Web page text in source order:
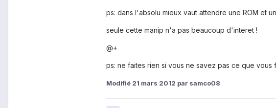
ps: dans l'absolu mieux vaut attendre une ROM et
seule cette manip n'a pas beaucoup d'interet !
@+
ps: ne faites rien si vous ne savez pas ce que vous
Modifié 21 mars 2012 par samco08